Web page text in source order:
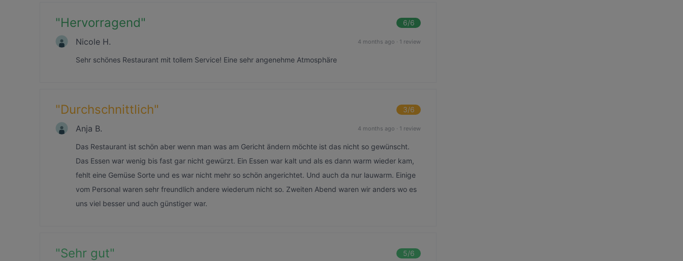
"Hervorragend" 6/6
Nicole H. 4 months ago · 1 review
Sehr schönes Restaurant mit tollem Service! Eine sehr angenehme Atmosphäre
"Durchschnittlich" 3/6
Anja B. 4 months ago · 1 review
Das Restaurant ist schön aber wenn man was am Gericht ändern möchte ist das nicht so gewünscht.
Das Essen war wenig bis fast gar nicht gewürzt. Ein Essen war kalt und als es dann warm wieder kam,
fehlt eine Gemüse Sorte und es war nicht mehr so schön angerichtet. Und auch da nur lauwarm. Einige
vom Personal waren sehr freundlich andere wiederum nicht so. Zweiten Abend waren wir anders wo es
uns viel besser und auch günstiger war.
"Sehr gut" 5/6